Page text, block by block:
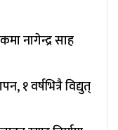
नागेन्द्र साह
१ वर्षभित्रै विद्युत्